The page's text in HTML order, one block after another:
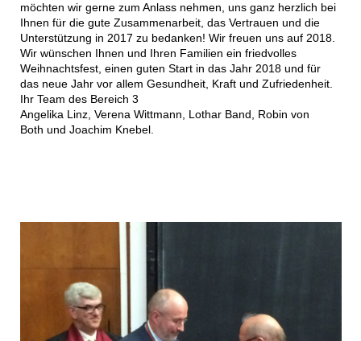
möchten wir gerne zum Anlass nehmen, uns ganz herzlich bei
Ihnen für die gute Zusammenarbeit, das Vertrauen und die
Unterstützung in 2017 zu bedanken! Wir freuen uns auf 2018.
Wir wünschen Ihnen und Ihren Familien ein friedvolles
Weihnachtsfest, einen guten Start in das Jahr 2018 und für
das neue Jahr vor allem Gesundheit, Kraft und Zufriedenheit.
Ihr Team des Bereich 3
Angelika Linz, Verena Wittmann, Lothar Band, Robin von
Both und Joachim Knebel.